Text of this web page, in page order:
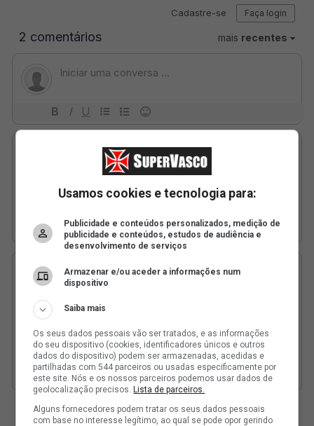
Usamos cookies e tecnologia para:
Publicidade e conteúdos personalizados, medição de
publicidade e conteúdos, estudos de audiência e
desenvolvimento de serviços
Armazenar e/ou aceder a informações num
dispositivo
Saiba mais
Os seus dados pessoais vão ser tratados, e as informações
do seu dispositivo (cookies, identificadores únicos e outros
dados do dispositivo) podem ser armazenadas, acedidas e
partilhadas com 544 parceiros ou usadas especificamente por
este site. Nós e os nossos parceiros podemos usar dados de
geolocalização precisos. Lista de parceiros.
Alguns fornecedores podem tratar os seus dados pessoais
com base no interesse legítimo, ao qual se pode opor gerindo